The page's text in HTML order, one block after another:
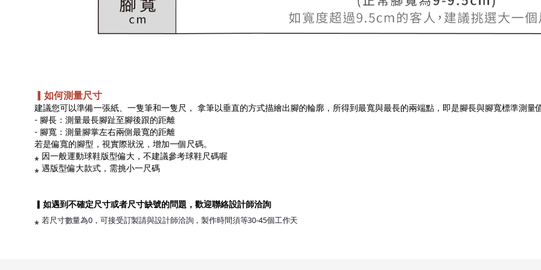
▎如何測量尺寸
建議您可以準備一張紙、一隻筆和一隻尺， 拿筆以垂直的方式描繪出腳的輪廓，所得到最寬與最長的兩端點，即是腳長與腳寬標準測量
- 腳長：測量最長腳趾至腳後跟的距離
- 腳寬：測量腳掌左右兩側最寬的距離
若是偏寬的腳型，視實際狀況，增加一個尺碼。
⁎ 因一般運動球鞋版型偏大，不建議參考球鞋尺碼喔
⁎ 遇版型偏大款式，需挑小一尺碼
▎如遇到不確定尺寸或者尺寸缺號的問題，歡迎聯絡設計師洽詢
⁎ 若尺寸數量為0，可接受訂製請與設計師洽詢，製作時間須等30-45個工作天